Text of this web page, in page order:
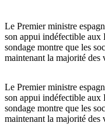
Le Premier ministre
son appui indéfectible aux
sondage montre que les
maintenant la majorité des
Le Premier ministre
son appui indéfectible aux
sondage montre que les
maintenant la majorité des